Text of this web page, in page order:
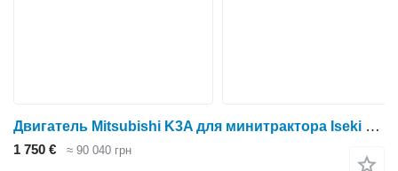
Двигатель Mitsubishi K3A для минитрактора Iseki TX1410
1 750 € ≈ 90 040 грн